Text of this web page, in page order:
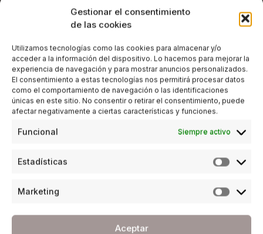
Gestionar el consentimiento
de las cookies
Utilizamos tecnologías como las cookies para almacenar y/o
acceder a la información del dispositivo. Lo hacemos para mejorar la
experiencia de navegación y para mostrar anuncios personalizados.
El consentimiento a estas tecnologías nos permitirá procesar datos
como el comportamiento de navegación o las identificaciones
únicas en este sitio. No consentir o retirar el consentimiento, puede
afectar negativamente a ciertas características y funciones.
Funcional Siempre activo
Estadísticas
Marketing
Aceptar